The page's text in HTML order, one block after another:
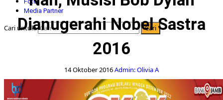
Media Partner
Cari untuk:
Dianugerahi Nobel Sastra
2016
14 Oktober 2016Admin: Olivia A